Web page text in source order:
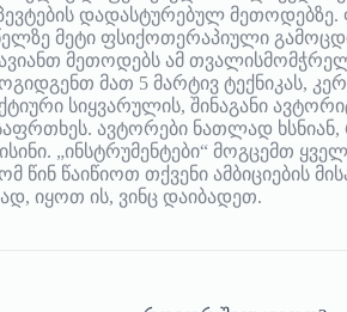
დადასტურებულ მეთოდებზე.
მეტი ფსიქოთერაპიული
მეთოდებს ამ
მათ 5 მარტივ ტექნიკას,
სიყვარულის, შინაგანი
ავტორები ნათლად
„ინსტრუმენტები“ მოგცემთ
წინ წაიწიოთ თქვენი ამბიციების
იყოთ ის, ვინც დაიბადეთ.